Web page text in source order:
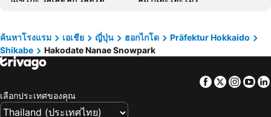
Jozankei Onsen hot spring
คิโรโระ สโนว์เวิลด์
Nakajima Koen Station
Teine Station
Hosui Susukino Station
Aomori Airport
Sapporo Dome
ค้นหาโรงแรม เอเชีย ญี่ปุ่น ฮอกไกโด
Präfektur Hokkaido
Shikabe
Hakodate Nanae Snowpark
Facebook
Twitter
เลือกประเทศของคุณ